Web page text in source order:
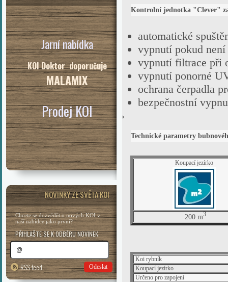
Jarní nabídka
KOI Doktor doporučuje
MALAMIX
Prodej KOI
NOVINKY ZE SVĚTA KOI
Chcete se dozvědět o nových KOI v
naší nabídce jako první?
PŘIHLAŠTE SE K ODBĚRU NOVINEK
RSS feed Odeslat
Kontrolní jednotka "Clever"
automatické
vypnutí pokud
vypnutí filtrace při
vypnutí ponorné
ochrana čerpadla
bezpečnostní
Technické parametry
Koupací jezírko
200 m3
Koi rybník
Koupací jezírko
Určeno pro zapojení